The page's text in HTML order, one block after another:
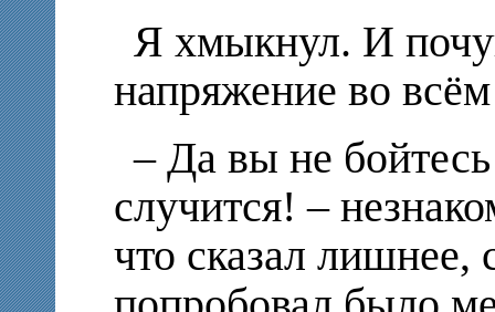
Я хмыкнул. И
напряжение во
– Да вы не
случится! –
что сказал лишнее,